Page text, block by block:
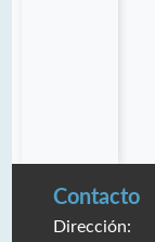
Contacto
Dirección: